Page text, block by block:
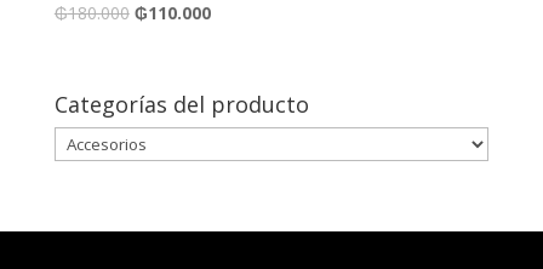
₲180.000 ₲110.000
Categorías del producto